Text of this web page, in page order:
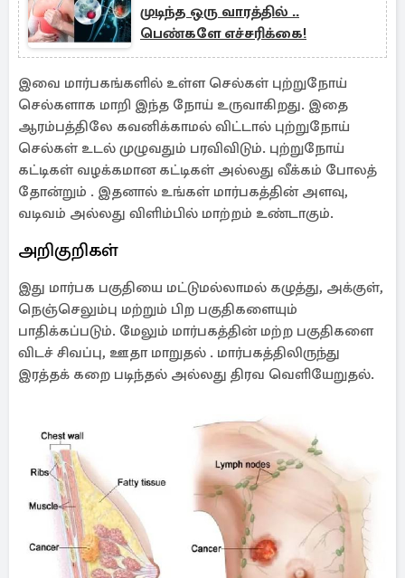
முடிந்த ஒரு வாரத்தில் ..
பெண்களே எச்சரிக்கை!
இவை மார்பகங்களில் உள்ள செல்கள் புற்றுநோய்
செல்களாக மாறி இந்த நோய் உருவாகிறது. இதை
ஆரம்பத்திலே கவனிக்காமல் விட்டால் புற்றுநோய்
செல்கள் உடல் முழுவதும் பரவிவிடும். புற்றுநோய்
கட்டிகள் வழக்கமான கட்டிகள் அல்லது வீக்கம் போலத்
தோன்றும் . இதனால் உங்கள் மார்பகத்தின் அளவு,
வடிவம் அல்லது விளிம்பில் மாற்றம் உண்டாகும்.
அறிகுறிகள்
இது மார்பக பகுதியை மட்டுமல்லாமல் கழுத்து, அக்குள்,
நெஞ்செலும்பு மற்றும் பிற பகுதிகளையும்
பாதிக்கப்படும். மேலும் மார்பகத்தின் மற்ற பகுதிகளை
விடச் சிவப்பு, ஊதா மாறுதல் . மார்பகத்திலிருந்து
இரத்தக் கறை படிந்தல் அல்லது திரவ வெளியேறுதல்.